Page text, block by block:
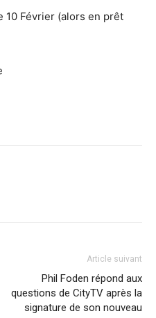
10 Février (alors en prêt
Article suivant
Phil Foden répond aux
questions de CityTV après la
signature de son nouveau